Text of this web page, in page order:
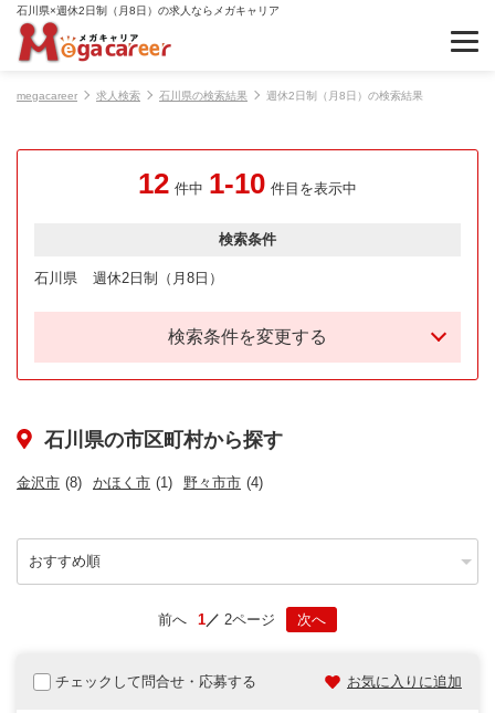
石川県×週休2日制（月8日）の求人ならメガキャリア
megacareer 求人検索 石川県の検索結果 週休2日制（月8日）の検索結果
12 件中 1-10 件目を表示中
検索条件
石川県 週休2日制（月8日）
検索条件を変更する
石川県の市区町村から探す
金沢市 (8) かほく市 (1) 野々市市 (4)
前へ 1 2ページ 次へ
チェックして問合せ・応募する お気に入りに追加